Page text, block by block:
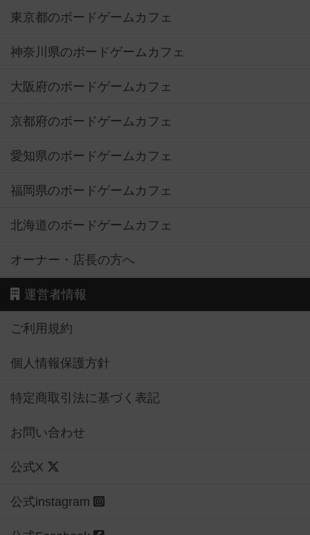
東京都のボードゲームカフェ
神奈川県のボードゲームカフェ
大阪府のボードゲームカフェ
京都府のボードゲームカフェ
愛知県のボードゲームカフェ
福岡県のボードゲームカフェ
北海道のボードゲームカフェ
オーナー・店長の方へ
運営者情報
ご利用規約
個人情報保護方針
特定商取引法に基づく表記
お問い合わせ
公式X
公式instagram